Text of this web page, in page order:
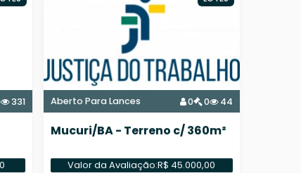
331 Aberto Para Lances 0 0 44
Mucuri/BA - Terreno c/ 360m²
Valor da Avaliação:R$ 45.000,00